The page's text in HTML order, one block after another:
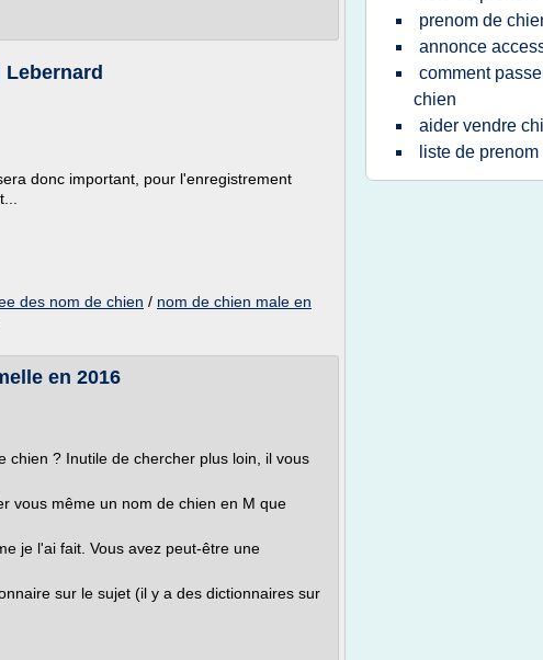
Lebernard
donc important, pour l'enregistrement
des nom de chien / nom de chien male en
en 2016
chien ? Inutile de chercher plus loin, il vous
vous même un nom de chien en M que
je l'ai fait. Vous avez peut-être une
sur le sujet (il y a des dictionnaires sur
prenom de
annonce
comment
chien
aider vendre
liste de